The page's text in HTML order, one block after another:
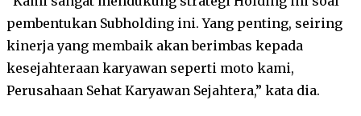
pembentukan Subholding ini. Yang penting, seiring
kinerja yang membaik akan berimbas kepada
kesejahteraan karyawan seperti moto kami,
Perusahaan Sehat Karyawan Sejahtera,” kata dia.